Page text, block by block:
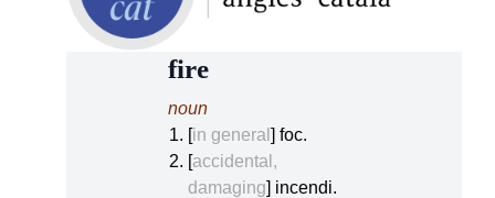
fire
noun
[in general ] foc.
[accidental,
damaging] incendi.